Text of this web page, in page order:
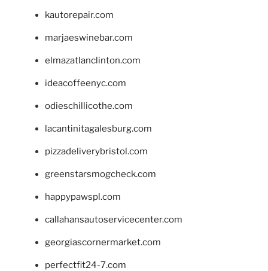
kautorepair.com
marjaeswinebar.com
elmazatlanclinton.com
ideacoffeenyc.com
odieschillicothe.com
lacantinitagalesburg.com
pizzadeliverybristol.com
greenstarsmogcheck.com
happypawspl.com
callahansautoservicecenter.com
georgiascornermarket.com
perfectfit24-7.com